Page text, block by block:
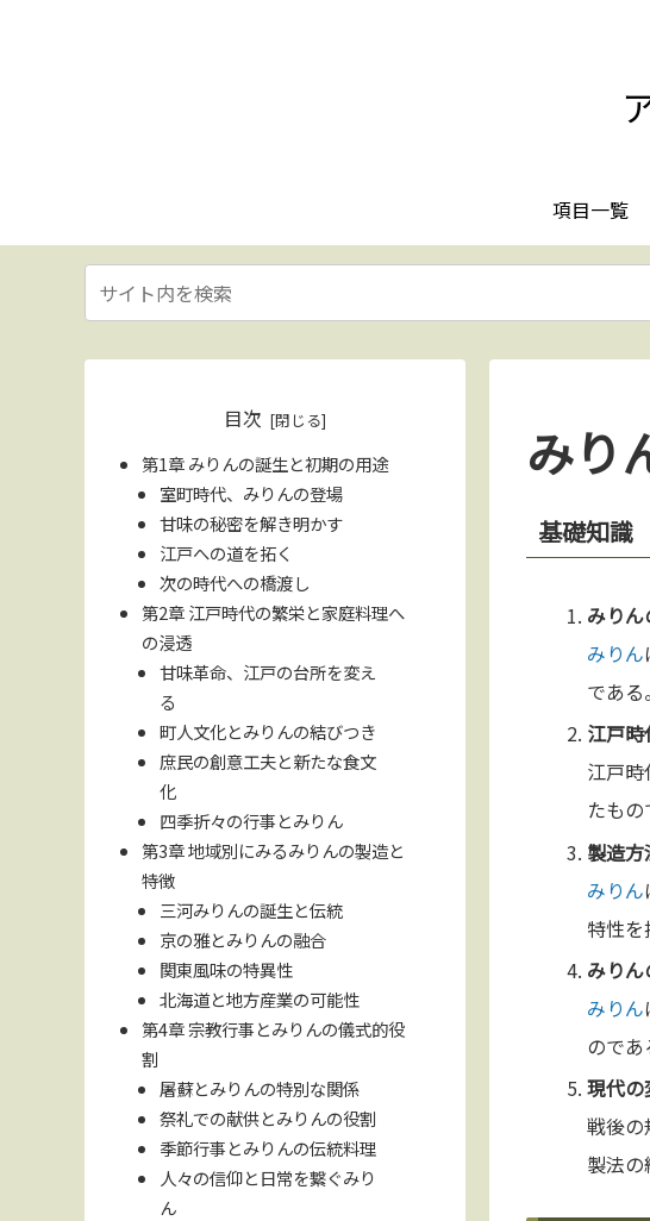
項目一覧
みり
基礎知識
みりん
みりん
である。
江戸
江戸時
たもの
製造
みりん
特性を
みりん
みりん
のであ
現代
戦後の
製法の
目次
第1章 みりんの誕生と初期の用途
室町時代、みりんの登場
甘味の秘密を解き明かす
江戸への道を拓く
次の時代への橋渡し
第2章 江戸時代の繁栄と家庭料理へ
の浸透
甘味革命、江戸の台所を変え
る
町人文化とみりんの結びつき
庶民の創意工夫と新たな食文
化
四季折々の行事とみりん
第3章 地域別にみるみりんの製造と
特徴
三河みりんの誕生と伝統
京の雅とみりんの融合
関東風味の特異性
北海道と地方産業の可能性
第4章 宗教行事とみりんの儀式的役
割
屠蘇とみりんの特別な関係
祭礼での献供とみりんの役割
季節行事とみりんの伝統料理
人々の信仰と日常を繋ぐみり
ん